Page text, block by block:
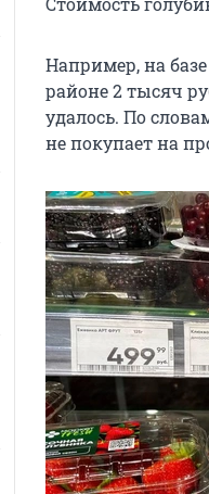
Например, на
районе 2 тысяч
удалось. По
не покупает на